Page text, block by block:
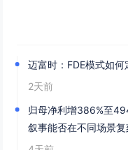
迈富时：FDE模式如
2天前
归母净利增386%至
叙事能否在不同场景复